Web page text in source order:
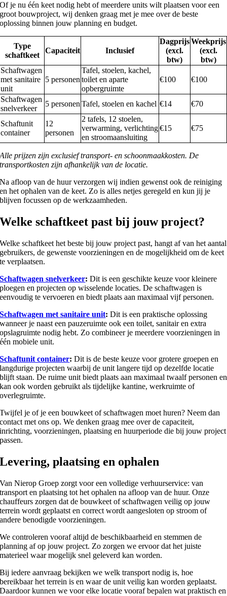
Of je nu één keet nodig hebt of meerdere units wilt plaatsen voor een
groot bouwproject, wij denken graag met je mee over de beste
oplossing binnen jouw planning en budget.
Type
schaftkeet
Capaciteit Inclusief
Dagprijs
(excl.
btw)
Weekprijs
(excl.
btw)
Schaftwagen
met sanitaire
unit
5 personen
Tafel, stoelen, kachel,
toilet en aparte
opbergruimte
€100 €100
Schaftwagen
snelverkeer
5 personen Tafel, stoelen en kachel €14 €70
Schaftunit
container
12
personen
2 tafels, 12 stoelen,
verwarming, verlichting
en stroomaansluiting
€15 €75
Alle prijzen zijn exclusief transport- en schoonmaakkosten. De
transportkosten zijn afhankelijk van de locatie.
Na afloop van de huur verzorgen wij indien gewenst ook de reiniging
en het ophalen van de keet. Zo is alles netjes geregeld en kun jij je
blijven focussen op de werkzaamheden.
Welke schaftkeet past bij jouw project?
Welke schaftkeet het beste bij jouw project past, hangt af van het aantal
gebruikers, de gewenste voorzieningen en de mogelijkheid om de keet
te verplaatsen.
Schaftwagen snelverkeer: Dit is een geschikte keuze voor kleinere
ploegen en projecten op wisselende locaties. De schaftwagen is
eenvoudig te vervoeren en biedt plaats aan maximaal vijf personen.
Schaftwagen met sanitaire unit: Dit is een praktische oplossing
wanneer je naast een pauzeruimte ook een toilet, sanitair en extra
opslagruimte nodig hebt. Zo combineer je meerdere voorzieningen in
één mobiele unit.
Schaftunit container: Dit is de beste keuze voor grotere groepen en
langdurige projecten waarbij de unit langere tijd op dezelfde locatie
blijft staan. De ruime unit biedt plaats aan maximaal twaalf personen en
kan ook worden gebruikt als tijdelijke kantine, werkruimte of
overlegruimte.
Twijfel je of je een bouwkeet of schaftwagen moet huren? Neem dan
contact met ons op. We denken graag mee over de capaciteit,
inrichting, voorzieningen, plaatsing en huurperiode die bij jouw project
passen.
Levering, plaatsing en ophalen
Van Nierop Groep zorgt voor een volledige verhuurservice: van
transport en plaatsing tot het ophalen na afloop van de huur. Onze
chauffeurs zorgen dat de bouwkeet of schaftwagen veilig op jouw
terrein wordt geplaatst en correct wordt aangesloten op stroom of
andere benodigde voorzieningen.
We controleren vooraf altijd de beschikbaarheid en stemmen de
planning af op jouw project. Zo zorgen we ervoor dat het juiste
materieel waar mogelijk snel geleverd kan worden.
Bij iedere aanvraag bekijken we welk transport nodig is, hoe
bereikbaar het terrein is en waar de unit veilig kan worden geplaatst.
Daardoor kunnen we voor elke locatie vooraf bepalen wat praktisch en